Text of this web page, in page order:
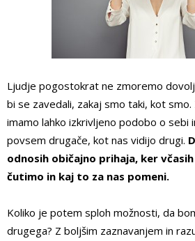
Ljudje pogostokrat ne zmoremo
bi se zavedali, zakaj smo taki, kot
imamo lahko izkrivljeno podobo o sebi
povsem drugače, kot nas vidijo drugi.
odnosih običajno prihaja, ker
čutimo in kaj to za nas pomeni.
Koliko je potem sploh možnosti, da
drugega? Z boljšim zaznavanjem in